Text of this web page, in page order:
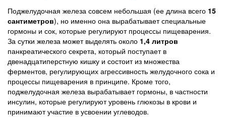
Поджелудочная железа совсем небольшая (ее длина всего 15
сантиметров), но именно она вырабатывает специальные
гормоны и сок, которые регулируют процессы пищеварения.
За сутки железа может выделять около 1,4 литров
панкреатического секрета, который поступает в
двенадцатиперстную кишку и состоит из множества
ферментов, регулирующих агрессивность желудочного сока и
процессы пищеварения в принципе. Кроме того,
поджелудочная железа вырабатывает гормоны, в частности
инсулин, которые регулируют уровень глюкозы в крови и
принимают участие в усвоении углеводов.